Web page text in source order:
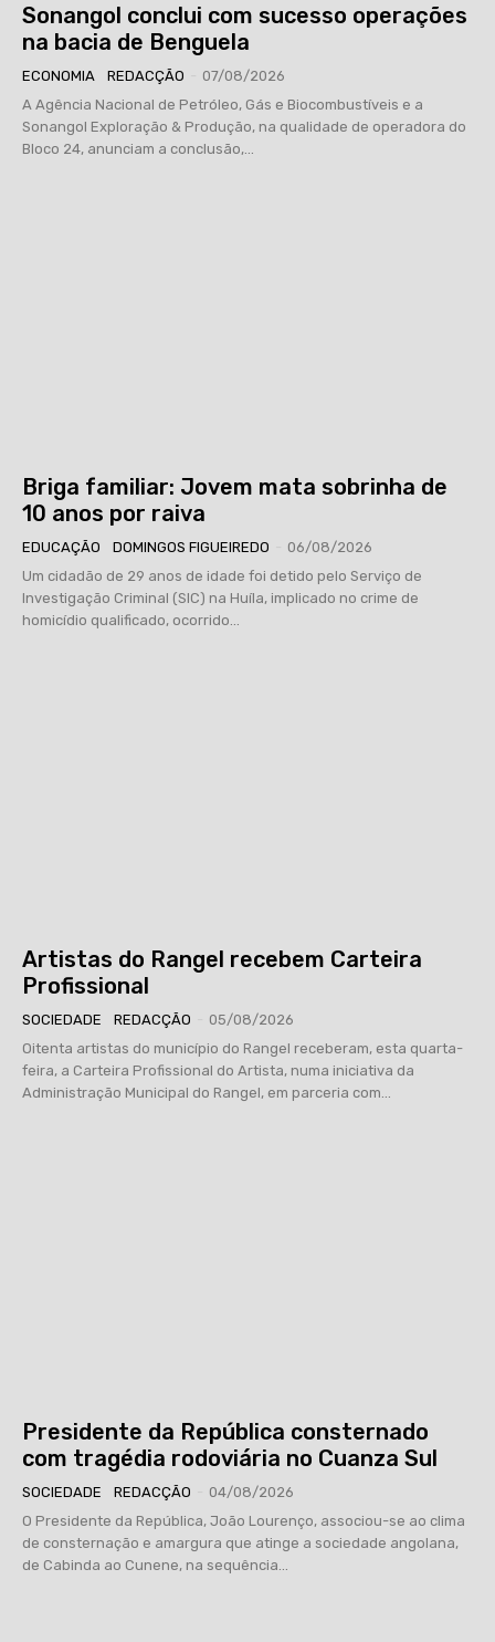
Sonangol conclui com sucesso operações
na bacia de Benguela
ECONOMIA REDACÇÃO
07/08/2026
A Agência Nacional de Petróleo, Gás e Biocombustíveis e a
Sonangol Exploração & Produção, na qualidade de operadora do
Bloco 24, anunciam a conclusão,...
Briga familiar: Jovem mata sobrinha de
10 anos por raiva
EDUCAÇÃO DOMINGOS FIGUEIREDO
06/08/2026
Um cidadão de 29 anos de idade foi detido pelo Serviço de
Investigação Criminal (SIC) na Huíla, implicado no crime de
homicídio qualificado, ocorrido...
Artistas do Rangel recebem Carteira
Profissional
SOCIEDADE REDACÇÃO
05/08/2026
Oitenta artistas do município do Rangel receberam, esta quarta-
feira, a Carteira Profissional do Artista, numa iniciativa da
Administração Municipal do Rangel, em parceria com...
Presidente da República consternado
com tragédia rodoviária no Cuanza Sul
SOCIEDADE REDACÇÃO
04/08/2026
O Presidente da República, João Lourenço, associou-se ao clima
de consternação e amargura que atinge a sociedade angolana,
de Cabinda ao Cunene, na sequência...